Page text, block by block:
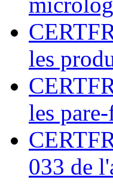
les
les
033 de